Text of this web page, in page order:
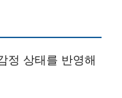
정 상태를 반영해